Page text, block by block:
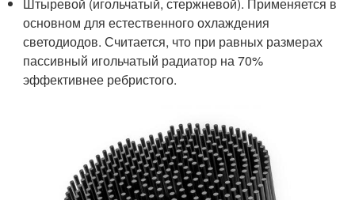
основном для естественного охлаждения
светодиодов. Считается, что при равных размерах
пассивный игольчатый радиатор на 70%
эффективнее ребристого.